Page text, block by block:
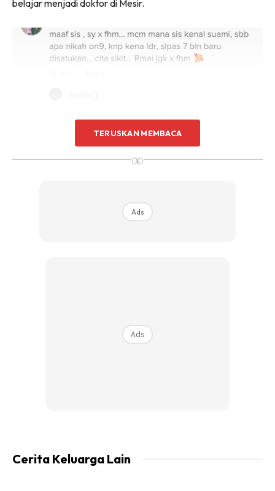
belajar menjadi doktor di Mesir.
TERUSKAN MEMBACA
∞
Ads
Ads
Cerita Keluarga Lain